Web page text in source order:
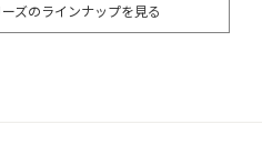
ズのラインナップを見る